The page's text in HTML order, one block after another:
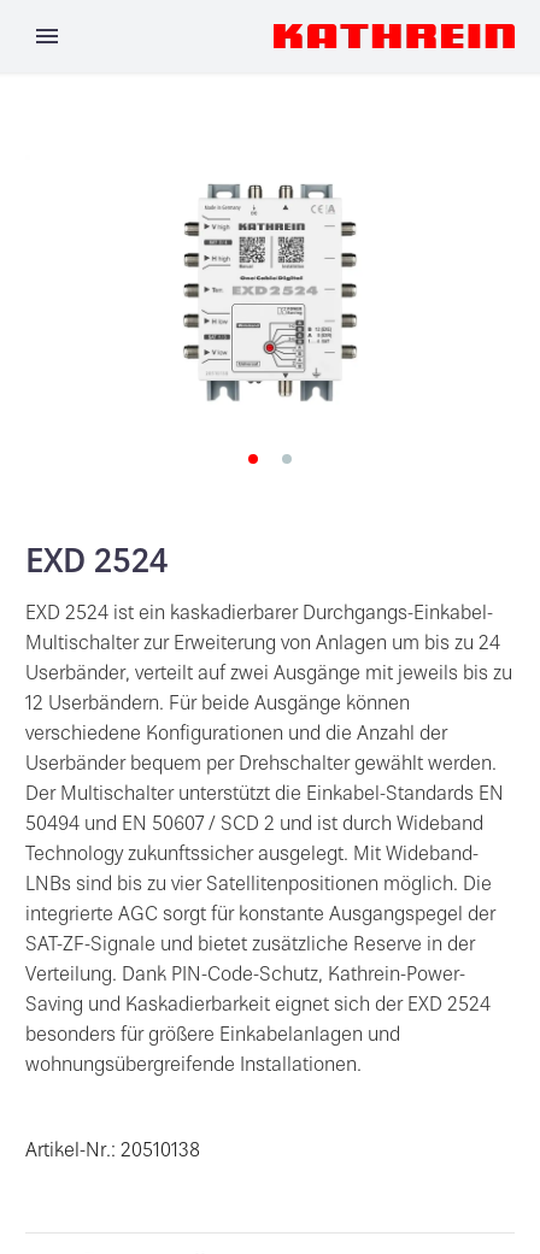
EXD 2524
EXD 2524 ist ein kaskadierbarer Durchgangs-Einkabel-
Multischalter zur Erweiterung von Anlagen um bis zu 24
Userbänder, verteilt auf zwei Ausgänge mit jeweils bis zu
12 Userbändern. Für beide Ausgänge können
verschiedene Konfigurationen und die Anzahl der
Userbänder bequem per Drehschalter gewählt werden.
Der Multischalter unterstützt die Einkabel-Standards EN
50494 und EN 50607 / SCD 2 und ist durch Wideband
Technology zukunftssicher ausgelegt. Mit Wideband-
LNBs sind bis zu vier Satellitenpositionen möglich. Die
integrierte AGC sorgt für konstante Ausgangspegel der
SAT-ZF-Signale und bietet zusätzliche Reserve in der
Verteilung. Dank PIN-Code-Schutz, Kathrein-Power-
Saving und Kaskadierbarkeit eignet sich der EXD 2524
besonders für größere Einkabelanlagen und
wohnungsübergreifende Installationen.
Artikel-Nr.: 20510138